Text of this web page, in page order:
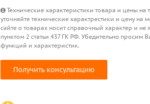
Технические характеристики товара и цены на
уточняйте технические характрестики и цену
сайте о товарах носит справочный характер и не
пунктом 2 статьи 437 ГК РФ. Убедительно
функций и характеристик.
Получить консультацию